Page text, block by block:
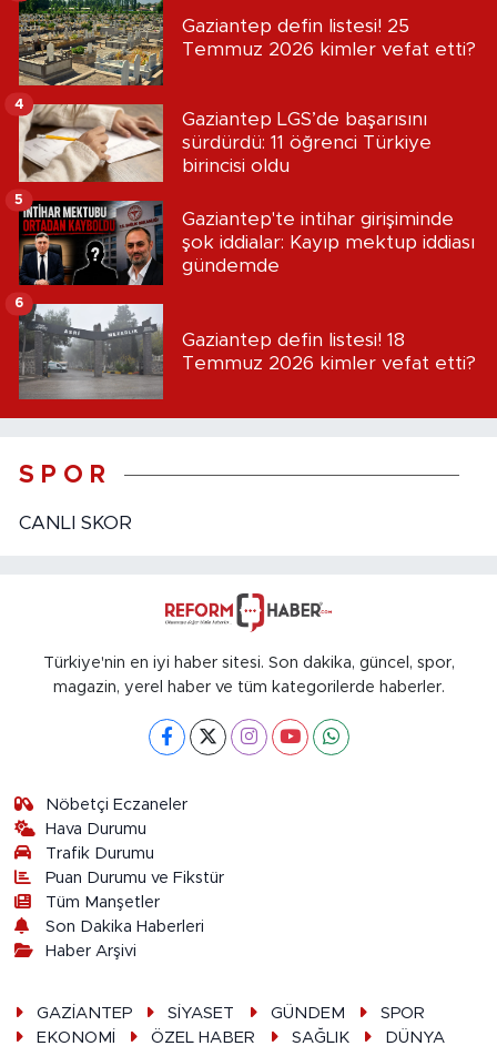
Gaziantep defin listesi! 25
Temmuz 2026 kimler vefat etti?
Gaziantep LGS’de başarısını
sürdürdü: 11 öğrenci Türkiye
birincisi oldu
4
Gaziantep'te intihar girişiminde
şok iddialar: Kayıp mektup iddiası
gündemde
5
Gaziantep defin listesi! 18
Temmuz 2026 kimler vefat etti?
6
S P O R
CANLI SKOR
Türkiye'nin en iyi haber sitesi. Son dakika, güncel, spor,
magazin, yerel haber ve tüm kategorilerde haberler.
Nöbetçi Eczaneler
Hava Durumu
Trafik Durumu
Puan Durumu ve Fikstür
Tüm Manşetler
Son Dakika Haberleri
Haber Arşivi
GAZİANTEP SİYASET GÜNDEM
SPOR
EKONOMİ
ÖZEL HABER SAĞLIK DÜNYA